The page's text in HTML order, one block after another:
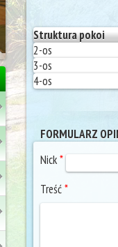
Struktura pokoi
2-os
3-os
4-os
FORMULARZ
Nick*
Treść*